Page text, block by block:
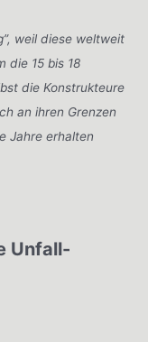
weil diese weltweit
die 15 bis 18
die Konstrukteure
an ihren Grenzen
Jahre erhalten
Unfall-